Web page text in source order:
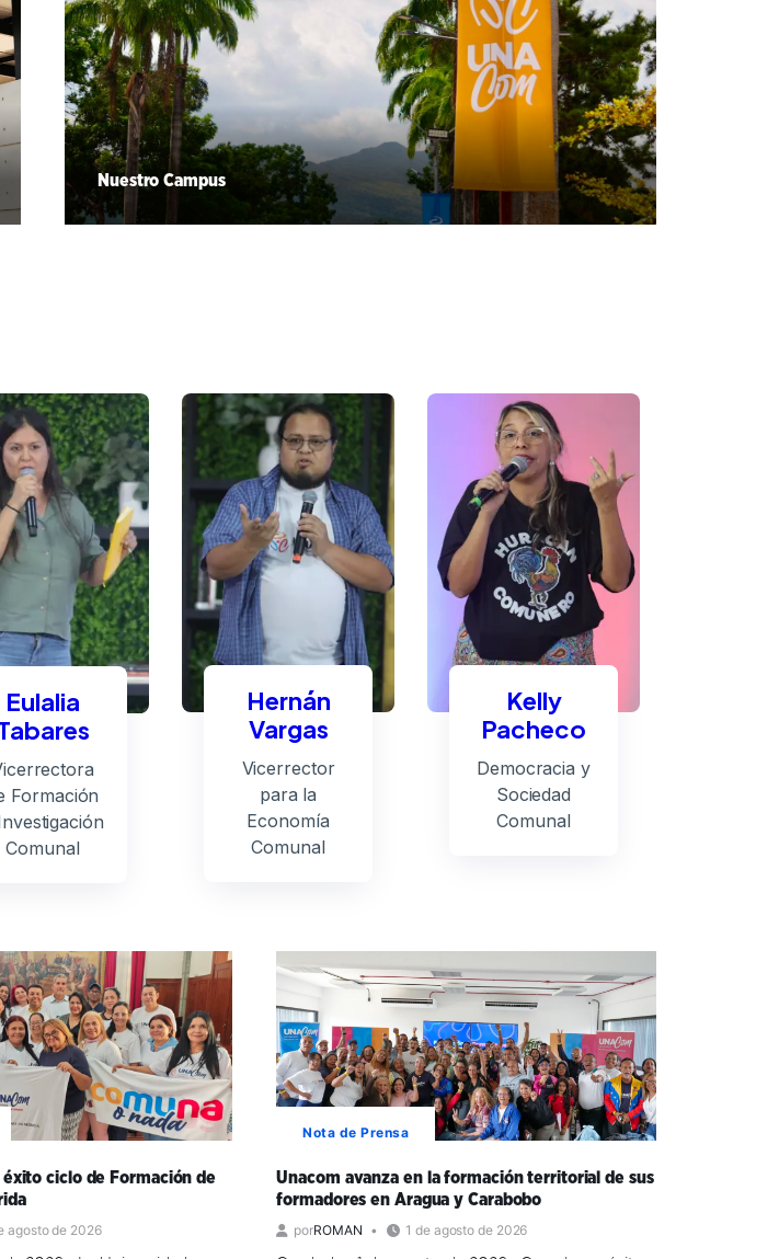
Nuestro Campus
Eulalia
Formación
Comunal
Hernán
Vargas
Vicerrector
para la
Economía
Comunal
Kelly
Pacheco
Democracia y
Sociedad
Comunal
ciclo de Formación de
agosto de 2026
Nota de Prensa
Unacom avanza en la formación territorial de sus
formadores en Aragua y Carabobo
porROMAN 1 de agosto de 2026